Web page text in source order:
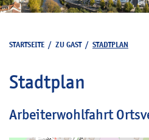
STARTSEITE / ZU GAST/ STADTPLAN
Stadtplan
Arbeiterwohlfahrt